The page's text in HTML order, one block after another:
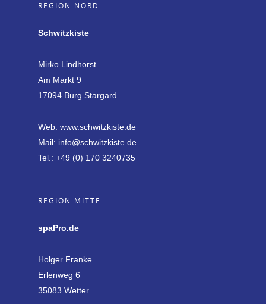
REGION NORD
Schwitzkiste
Mirko Lindhorst
Am Markt 9
17094 Burg Stargard
Web: www.schwitzkiste.de
Mail: info@schwitzkiste.de
Tel.: +49 (0) 170 3240735
REGION MITTE
spaPro.de
Holger Franke
Erlenweg 6
35083 Wetter